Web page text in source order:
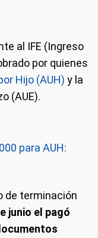
al IFE (Ingreso
por quienes
Hijo (AUH) y la
(AUE).
para AUH:
de terminación
junio el pagó